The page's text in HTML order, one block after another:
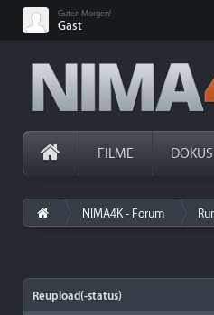
Guten Morgen!
Gast
FILME DOKUS
NIMA4K - Forum
Reupload(-status)